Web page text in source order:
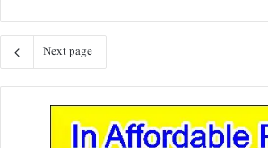
Next page